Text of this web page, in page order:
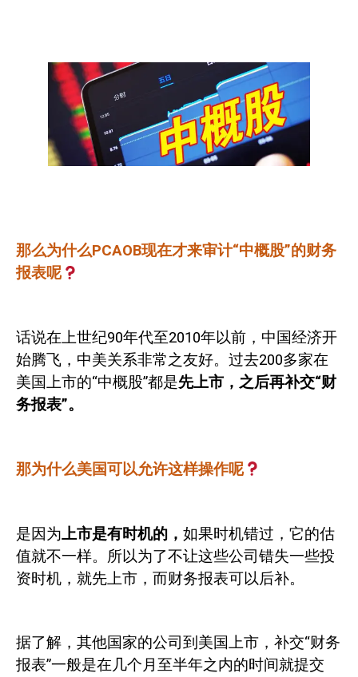
那么为什么PCAOB现在才来审计“中概股”的财务
报表呢
话说在上世纪90年代至2010年以前，中国经济开
始腾飞，中美关系非常之友好。过去200多家在
美国上市的“中概股”都是先上市，之后再补交“财
务报表”。
那为什么美国可以允许这样操作呢
是因为上市是有时机的， 如果时机错过，它的估
值就不一样。所以为了不让这些公司错失一些投
资时机，就先上市，而财务报表可以后补。
据了解，其他国家的公司到美国上市，补交“财务
报表”一般是在几个月至半年之内的时间就提交